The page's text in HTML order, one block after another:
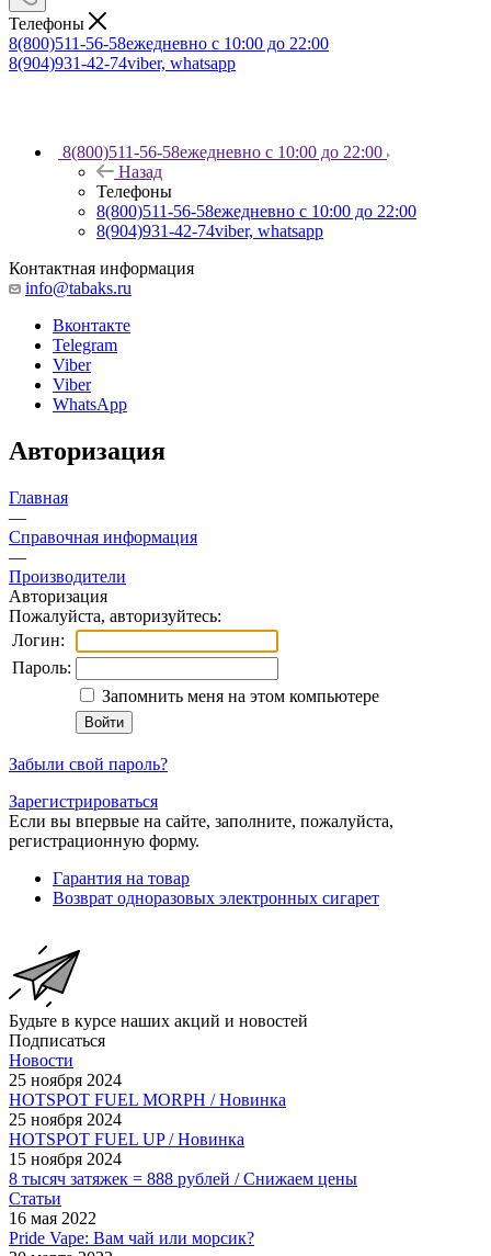
Телефоны
8(800)511-56-58ежедневно с 10:00 до 22:00
8(904)931-42-74viber, whatsapp
8(800)511-56-58ежедневно с 10:00 до 22:00
Назад
Телефоны
8(800)511-56-58ежедневно с 10:00 до 22:00
8(904)931-42-74viber, whatsapp
Контактная информация
info@tabaks.ru
Вконтакте
Telegram
Viber
Viber
WhatsApp
Авторизация
Главная
—
Справочная информация
—
Производители
Авторизация
Пожалуйста, авторизуйтесь:
Логин:
Пароль:
Запомнить меня на этом компьютере
Забыли свой пароль?
Зарегистрироваться
Если вы впервые на сайте, заполните, пожалуйста,
регистрационную форму.
Гарантия на товар
Возврат одноразовых электронных сигарет
Будьте в курсе наших акций и новостей
Подписаться
Новости
25 ноября 2024
HOTSPOT FUEL MORPH / Новинка
25 ноября 2024
HOTSPOT FUEL UP / Новинка
15 ноября 2024
8 тысяч затяжек = 888 рублей / Снижаем цены
Статьи
16 мая 2022
Pride Vape: Вам чай или морсик?